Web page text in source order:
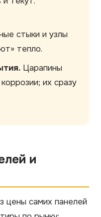
стыки и узлы
тепло.
Царапины
их сразу
и
цены самих панелей